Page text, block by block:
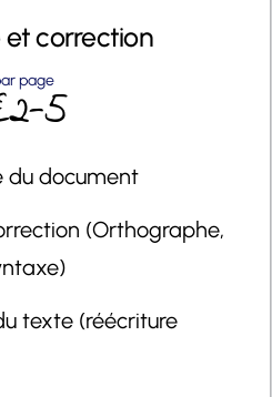
etcorrection
page
5
du document
(Orthographe,
texte (réécriture